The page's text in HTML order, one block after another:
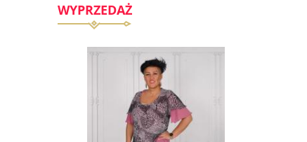
WYPRZEDAŻ